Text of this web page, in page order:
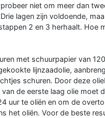
niet om meer dan
lagen zijn voldoende,
2 en 3 herhaalt. Hoe
met schuurpapier van
lijnzaadolie,
schuren. Door deze
de eerste laag olie moet
uur te oliën en om de
het oliën. Voor de beste